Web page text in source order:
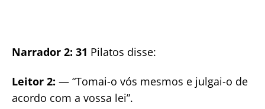
Narrador 2: 31 Pilatos disse:
Leitor 2: — “Tomai-o vós mesmos e julgai-o de
acordo com a vossa lei”.